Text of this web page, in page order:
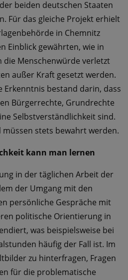
beiden deutschen Staaten
Für das gleiche Projekt erhielt
in Chemnitz
Einblick gewährten, wie in
die Menschenwürde verletzt
außer Kraft gesetzt werden.
Erkenntnis bestand darin, dass
Bürgerrechte, Grundrechte
Selbstverständlichkeit sind.
müssen stets bewahrt werden.
kann man lernen
in der täglichen Arbeit der
der Umgang mit den
persönliche Gespräche mit
politische Orientierung in
was beispielsweise bei
häufig der Fall ist. Im
zu hinterfragen, Fragen
für die problematische